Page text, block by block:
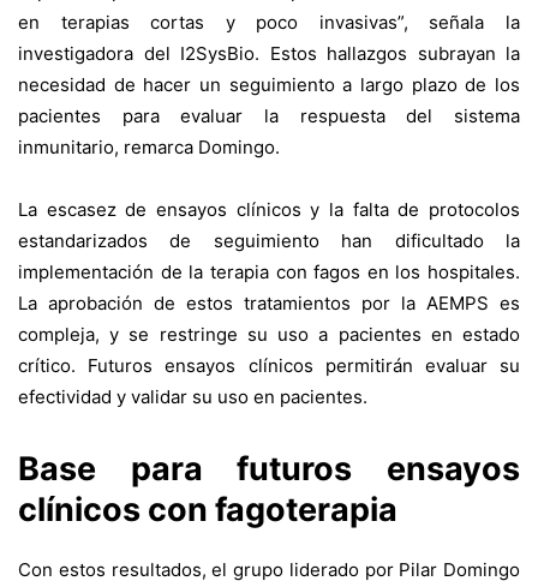
en terapias cortas y poco invasivas”, señala la
investigadora del I2SysBio. Estos hallazgos subrayan la
necesidad de hacer un seguimiento a largo plazo de los
pacientes para evaluar la respuesta del sistema
inmunitario, remarca Domingo.
La escasez de ensayos clínicos y la falta de protocolos
estandarizados de seguimiento han dificultado la
implementación de la terapia con fagos en los hospitales.
La aprobación de estos tratamientos por la AEMPS es
compleja, y se restringe su uso a pacientes en estado
crítico. Futuros ensayos clínicos permitirán evaluar su
efectividad y validar su uso en pacientes.
Base para futuros ensayos
clínicos con fagoterapia
Con estos resultados, el grupo liderado por Pilar Domingo